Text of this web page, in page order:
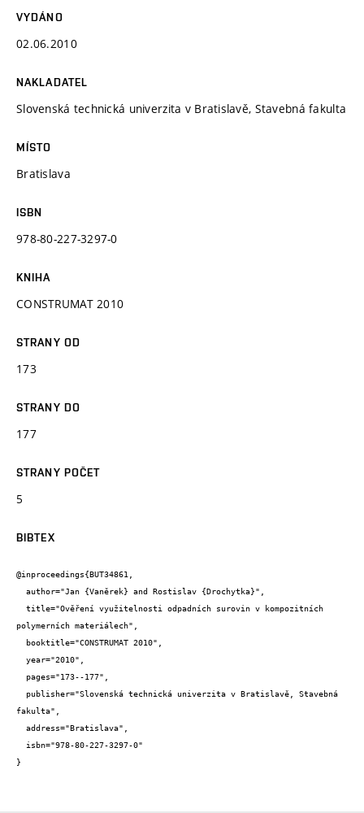
VYDÁNO
02.06.2010
NAKLADATEL
Slovenská technická univerzita v Bratislavě, Stavebná fakulta
MÍSTO
Bratislava
ISBN
978-80-227-3297-0
KNIHA
CONSTRUMAT 2010
STRANY OD
173
STRANY DO
177
STRANY POČET
5
BIBTEX
@inproceedings{BUT34861,
polymerních materiálech",
fakulta",
}